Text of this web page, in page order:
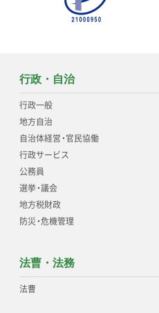
行政・自治
行政一般
地方自治
自治体経営・官民協働
行政サービス
公務員
選挙・議会
地方税財政
防災・危機管理
法曹・法務
法曹